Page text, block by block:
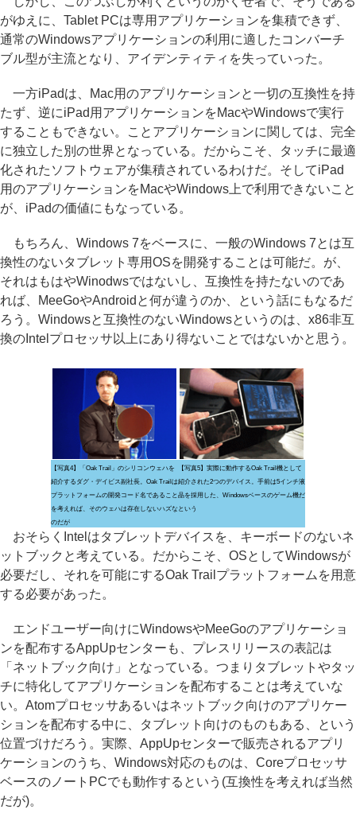
がゆえに、Tablet PCは専用アプリケーションを集積できず、
通常のWindowsアプリケーションの利用に適したコンバーチ
ブル型が主流となり、アイデンティティを失っていった。
一方iPadは、Mac用のアプリケーションと一切の互換性を持
たず、逆にiPad用アプリケーションをMacやWindowsで実行
することもできない。ことアプリケーションに関しては、完全
に独立した別の世界となっている。だからこそ、タッチに最適
化されたソフトウェアが集積されているわけだ。そしてiPad
用のアプリケーションをMacやWindows上で利用できないこと
が、iPadの価値にもなっている。
もちろん、Windows 7をベースに、一般のWindows 7とは互
換性のないタブレット専用OSを開発することは可能だ。が、
それはもはやWinodwsではないし、互換性を持たないのであ
れば、MeeGoやAndroidと何が違うのか、という話にもなるだ
ろう。Windowsと互換性のないWindowsというのは、x86非互
換のIntelプロセッサ以上にあり得ないことではないかと思う。
【写真4】「Oak Trail」のシリコンウェハを
紹介するダグ・デイビス副社長。Oak Trailは
プラットフォームの開発コード名であること
を考えれば、そのウェハは存在しないハズな
のだが
【写真5】実際に動作するOak Trail機として
紹介された2つのデバイス。手前は5インチ液
晶を採用した、Windowsベースのゲーム機だ
という
おそらくIntelはタブレットデバイスを、キーボードのないネ
ットブックと考えている。だからこそ、OSとしてWindowsが
必要だし、それを可能にするOak Trailプラットフォームを用意
する必要があった。
エンドユーザー向けにWindowsやMeeGoのアプリケーショ
ンを配布するAppUpセンターも、プレスリリースの表記は
「ネットブック向け」となっている。つまりタブレットやタッ
チに特化してアプリケーションを配布することは考えていな
い。Atomプロセッサあるいはネットブック向けのアプリケー
ションを配布する中に、タブレット向けのものもある、という
位置づけだろう。実際、AppUpセンターで販売されるアプリ
ケーションのうち、Windows対応のものは、Coreプロセッサ
ベースのノートPCでも動作するという(互換性を考えれば当然
だが)。